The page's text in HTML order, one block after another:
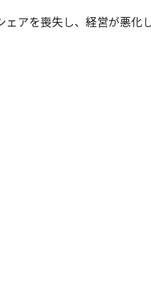
アを喪失し、経営が悪化